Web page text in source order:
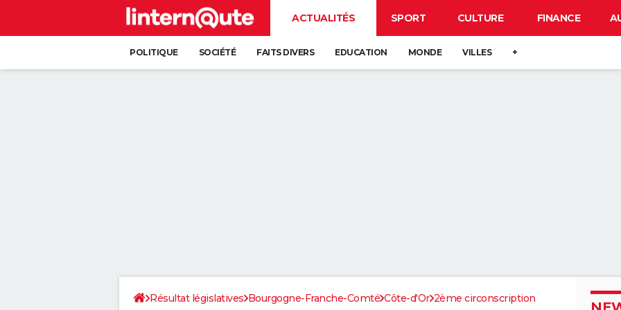
ACTUALITÉS SPORT CULTURE FINANCE
POLITIQUE SOCIÉTÉ FAITS DIVERS EDUCATION MONDE VILLES +
Résultat législatives Bourgogne-Franche-Comté Côte-d'Or 2ème circonscription